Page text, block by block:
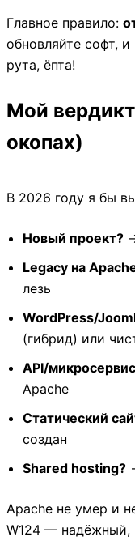
Главное правило:
обновляйте софт, и
рута, ёпта!
Мой
окопах)
В 2026 году я бы
Новый проект?
Legacy на
лезь
WordPress/
(гибрид) или
API/
Apache
Статический
создан
Shared hosting?
Apache не умер и
W124 — надёжный,